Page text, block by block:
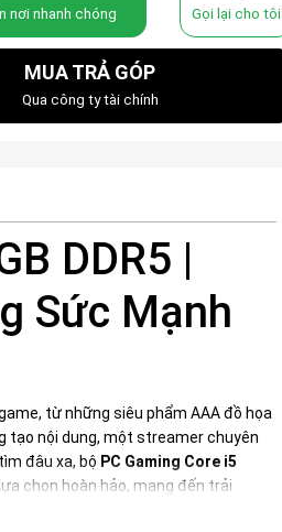
nơi nhanh chóng Gọi lại cho tôi
MUA TRẢ GÓP
Qua công ty tài chính
DDR5 |
Sức Mạnh
từ những siêu phẩm AAA đồ họa
tạo nội dung, một streamer chuyên
đâu xa, bộ PC Gaming Core i5
chọn hoàn hảo, mang đến trải
kỹ lưỡng, đây không chỉ là một chiếc